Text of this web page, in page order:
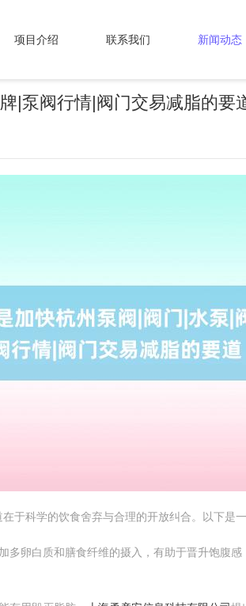
项目介绍 联系我们 新闻动态
|泵阀行情|阀门交易减脂的要
于科学的饮食舍弃与合理的开放纠合。以下是
卵白质和膳食纤维的摄入，有助于晋升饱腹